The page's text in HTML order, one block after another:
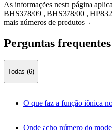
As informações nesta página
BHS378/09 , BHS378/00 ,
mais números de produtos ›
Perguntas frequentes
Todas (6)
O que faz a função iônica
Onde acho número do